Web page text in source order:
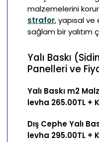
malzemelerini
strafor, yapısal ve
sağlam bir yalıtım
Yalı Baskı
Panelleri ve
Yalı Baskı m2
levha 265.00TL +
Dış Cephe Yalı
levha 295.00TL +